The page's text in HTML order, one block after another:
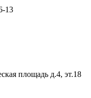
13
площадь д.4, эт.18